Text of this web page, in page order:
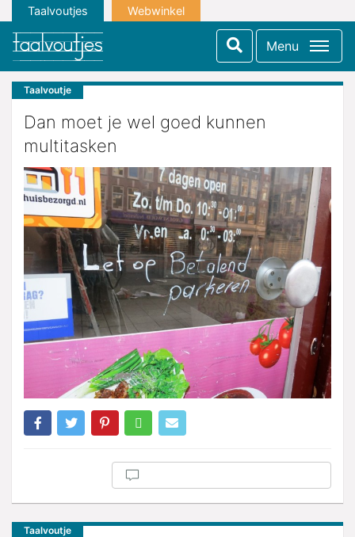
Taalvoutjes Webwinkel
Menu
Taalvoutje
Dan moet je wel goed kunnen
multitasken
Taalvoutje